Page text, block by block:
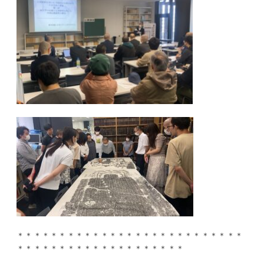
＊＊＊＊＊＊＊＊＊＊＊＊＊＊＊＊＊＊＊＊＊＊＊＊＊＊＊
＊＊＊＊＊＊＊＊＊＊＊＊＊＊＊＊＊＊＊＊